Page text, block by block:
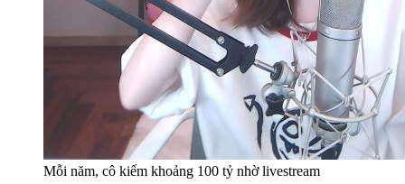
Mỗi năm, cô kiếm khoảng 100 tỷ nhờ livestream